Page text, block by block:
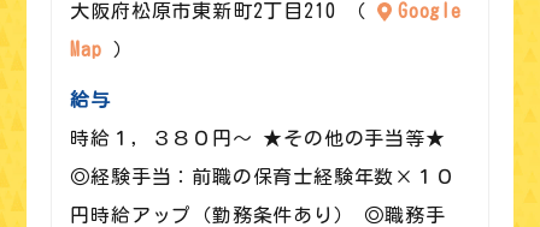
大阪府松原市東新町2丁目210 （
Google
Map ）
給与
時給１，３８０円～ ★その他の手当等★
◎経験手当：前職の保育士経験年数×１０
円時給アップ（勤務条件あり） ◎職務手